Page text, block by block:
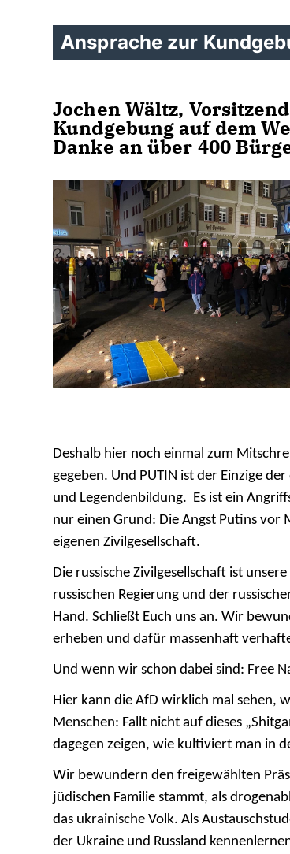
Ansprache zur
Jochen Wältz,
Kundgebung auf dem
Danke an über 400
Deshalb hier noch einmal zum
gegeben. Und PUTIN ist der Einzige
und Legendenbildung. Es ist ein
nur einen Grund: Die Angst Putins vor
eigenen Zivilgesellschaft.
Die russische Zivilgesellschaft ist
russischen Regierung und der
Hand. Schließt Euch uns an.Wir
erheben und dafür massenhaft
Und wenn wir schon dabei sind: Free
Hier kann die AfD wirklich mal sehen,
Menschen: Fallt nicht auf dieses
dagegen zeigen, wie kultiviert man in
Wir bewundern den freigewählten
jüdischen Familie stammt, als
das ukrainische Volk. Als
der Ukraine und Russland